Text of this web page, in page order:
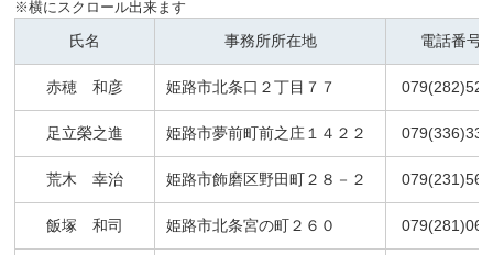
氏名 事務所所在地 電話番号
赤穂 和彦 姫路市北条口２丁目７７
足立榮之進 姫路市夢前町前之庄１４２２
荒木 幸治 姫路市飾磨区野田町２８－２
飯塚 和司 姫路市北条宮の町２６０